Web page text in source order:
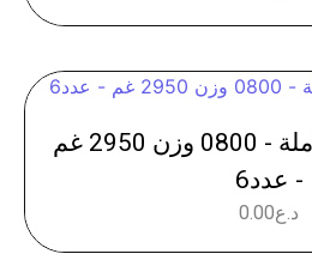
فطر هينان حبة كاملة - 0800 وزن 2950 غم
- عدد6
د.ع0.00